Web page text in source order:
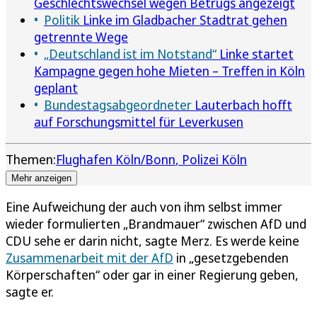
Politik Linke im Gladbacher Stadtrat gehen
getrennte Wege
„Deutschland ist im Notstand“ Linke startet
Kampagne gegen hohe Mieten – Treffen in Köln
geplant
Bundestagsabgeordneter Lauterbach hofft
auf Forschungsmittel für Leverkusen
Themen:Flughafen Köln/Bonn Polizei Köln
Mehr anzeigen
Eine Aufweichung der auch von ihm selbst immer
wieder formulierten „Brandmauer“ zwischen AfD und
CDU sehe er darin nicht, sagte Merz. Es werde keine
Zusammenarbeit mit der AfD in „gesetzgebenden
Körperschaften“ oder gar in einer Regierung geben,
sagte er.